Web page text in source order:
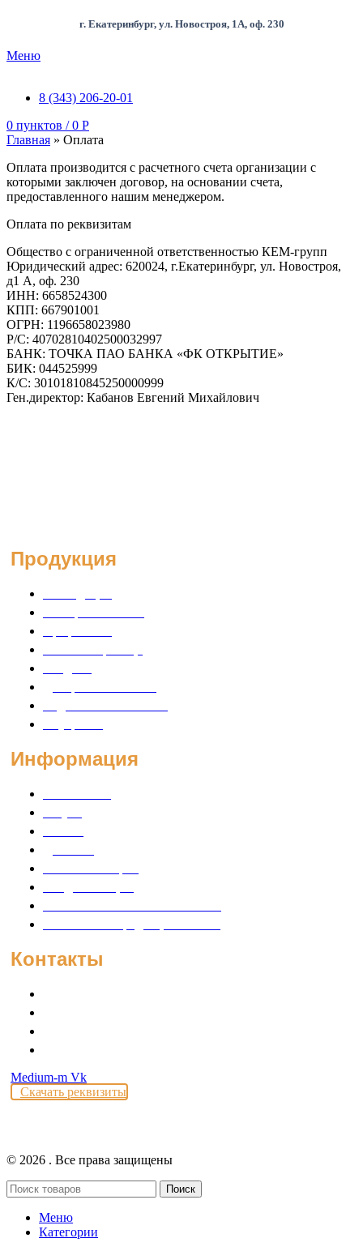
г. Екатеринбург, ул. Новостроя, 1А, оф. 230
Меню
8 (343) 206-20-01
0 пунктов / 0 Р
Главная » Оплата
Оплата производится с расчетного счета организации с
которыми заключен договор, на основании счета,
предоставленного нашим менеджером.
Оплата по реквизитам
Общество с ограниченной ответственностью КЕМ-групп
Юридический адрес: 620024, г.Екатеринбург, ул. Новостроя,
д1 А, оф. 230
ИНН: 6658524300
КПП: 667901001
ОГРН: 1196658023980
Р/С: 40702810402500032997
БАНК: ТОЧКА ПАО БАНКА «ФК ОТКРЫТИЕ»
БИК: 044525999
К/С: 30101810845250000999
Ген.директор: Кабанов Евгений Михайлович
Продукция
Информация
Контакты
Medium-m Vk
Скачать реквизиты
© 2026 . Все права защищены
Поиск
Меню
Категории